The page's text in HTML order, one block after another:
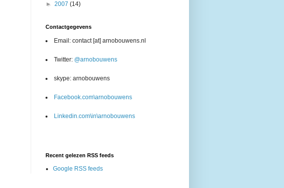
► 2007 (14)
Contactgegevens
Email: contact [at] arnobouwens.nl
Twitter: @arnobouwens
skype: arnobouwens
Facebook.com\arnobouwens
Linkedin.com\in\arnobouwens
Recent gelezen RSS feeds
Google RSS feeds